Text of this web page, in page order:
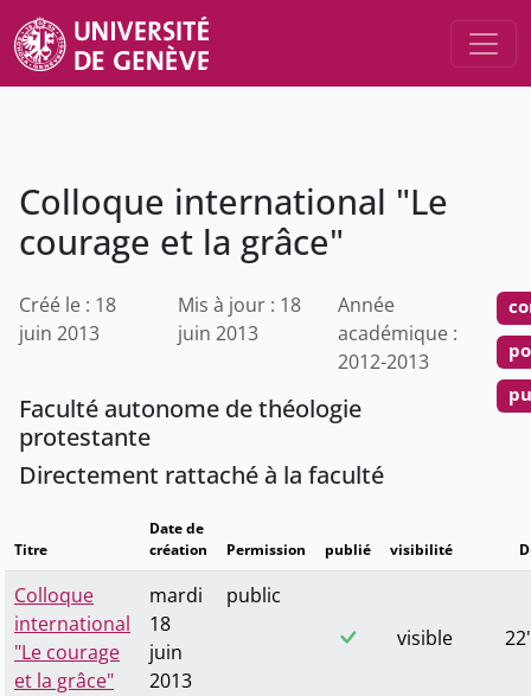
Colloque international "Le
courage et la grâce"
Créé le : 18
juin 2013
Mis à jour : 18
juin 2013
Année
académique :
2012-2013
Faculté autonome de théologie
protestante
Directement rattaché à la faculté
Titre
Date de
création
Permission publié visibilité
Colloque
international
"Le courage
et la grâce"
mardi
18
juin
2013
public
visible